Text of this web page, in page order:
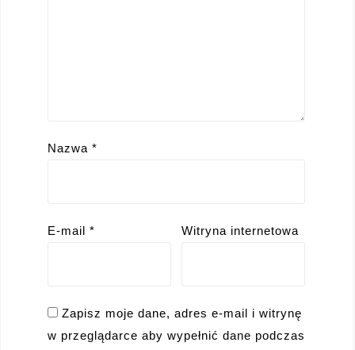
Nazwa *
E-mail * Witryna internetowa
Zapisz moje dane, adres e-mail i witrynę
w przeglądarce aby wypełnić dane podczas